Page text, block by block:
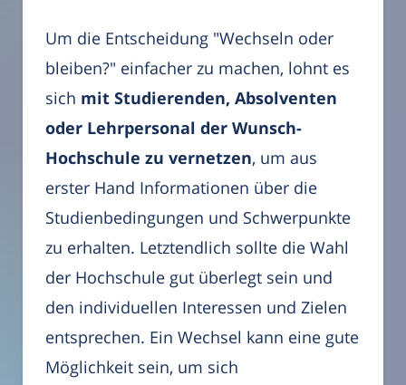
Um die Entscheidung "Wechseln oder
bleiben?" einfacher zu machen, lohnt es
sich mit Studierenden, Absolventen
oder Lehrpersonal der Wunsch-
Hochschule zu vernetzen, um aus
erster Hand Informationen über die
Studienbedingungen und Schwerpunkte
zu erhalten. Letztendlich sollte die Wahl
der Hochschule gut überlegt sein und
den individuellen Interessen und Zielen
entsprechen. Ein Wechsel kann eine gute
Möglichkeit sein, um sich